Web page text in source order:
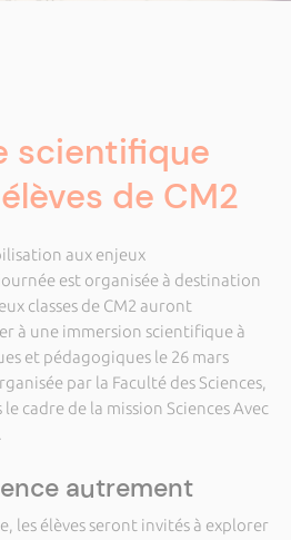
scientifique
de CM2
aux enjeux
est organisée à destination
classes de CM2 auront
à une immersion scientifique à
et pédagogiques le 26 mars
par la Faculté des Sciences,
cadre de la mission Sciences Avec
autrement
les élèves seront invités à explorer